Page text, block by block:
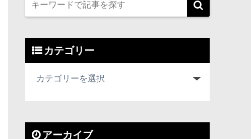
カテゴリー
アーカイブ